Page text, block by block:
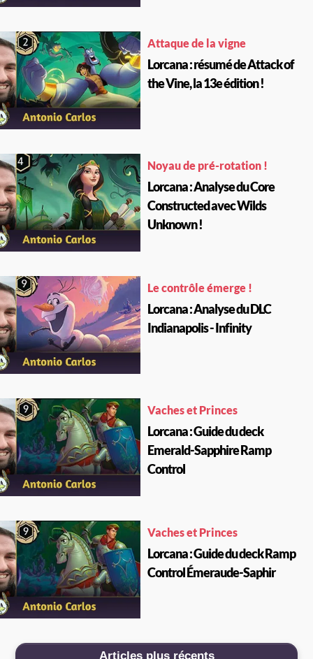
Attaque de la vigne
Lorcana : résumé de Attack of
the Vine, la 13e édition !
Noyau de pré-rotation !
Lorcana : Analyse du Core
Constructed avec Wilds
Unknown !
Le contrôle émerge !
Lorcana : Analyse du DLC
Indianapolis - Infinity
Vaches et Princes
Lorcana : Guide du deck
Emerald-Sapphire Ramp
Control
Vaches et Princes
Lorcana : Guide du deck Ramp
Control Émeraude-Saphir
Articles plus récents